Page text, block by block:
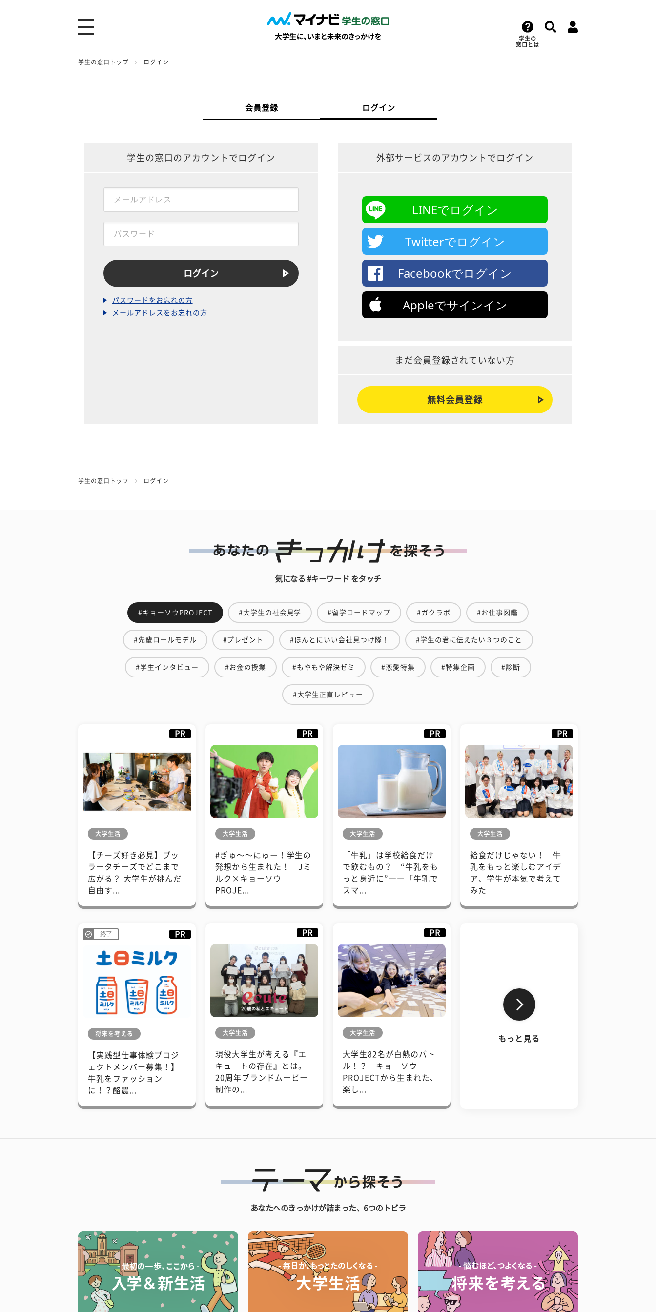
学生の
窓口とは
学生の窓口トップ ログイン
会員登録 ログイン
学生の窓口のアカウントでログイン
パスワードをお忘れの方
メールアドレスをお忘れの方
外部サービスのアカウントでログイン
LINEでログイン
Twitterでログイン
Facebookでログイン
Appleでサインイン
まだ会員登録されていない方
無料会員登録
学生の窓口トップ ログイン
気になる #キーワード をタッチ
#キョーソウPROJECT #大学生の社会見学 #留学ロードマップ #ガクラボ #お仕事図鑑
#先輩ロールモデル #プレゼント #ほんとにいい会社見つけ隊！ #学生の君に伝えたい３つのこと
#学生インタビュー #お金の授業 #もやもや解決ゼミ #恋愛特集 #特集企画 #診断
#大学生正直レビュー
PR
大学生活
【チーズ好き必見】ブッ
ラータチーズでどこまで
広がる？ 大学生が挑んだ
自由す...
PR
大学生活
#ぎゅ〜〜にゅー！学生の
発想から生まれた！ Jミ
ルク×キョーソウ
PROJE...
PR
大学生活
「牛乳」は学校給食だけ
で飲むもの？ “牛乳をも
っと身近に”――「牛乳で
スマ...
PR
大学生活
給食だけじゃない！ 牛
乳をもっと楽しむアイデ
ア、学生が本気で考えて
みた
終了 PR
将来を考える
【実践型仕事体験プロジ
ェクトメンバー募集！】
牛乳をファッション
に！？酪農...
PR
大学生活
現役大学生が考える『エ
キュートの存在』とは。
20周年ブランドムービー
制作の...
PR
大学生活
大学生82名が白熱のバト
ル！？ キョーソウ
PROJECTから生まれた、
楽し...
もっと見る
あなたへのきっかけが詰まった、6つのトビラ